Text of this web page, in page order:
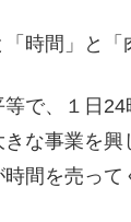
時間」と「
で、１日
な事業を興
間を売っ